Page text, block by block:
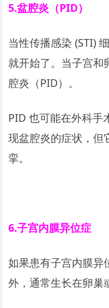
5.盆腔炎（PID）
当性传播感染 (STI)
就开始了。当子宫和
腔炎（PID）。
PID 也可能在外科手
现盆腔炎的症状，但
挛。
6.子宫内膜异位症
如果患有子宫内膜异
外，通常生长在卵巢